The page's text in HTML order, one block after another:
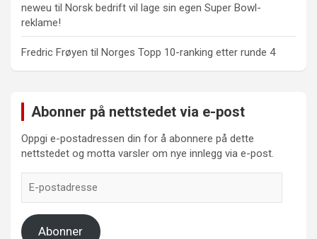
neweu til Norsk bedrift vil lage sin egen Super Bowl-
reklame!
Fredric Frøyen til Norges Topp 10-ranking etter runde 4
Abonner på nettstedet via e-post
Oppgi e-postadressen din for å abonnere på dette
nettstedet og motta varsler om nye innlegg via e-post.
postadresse
Abonner